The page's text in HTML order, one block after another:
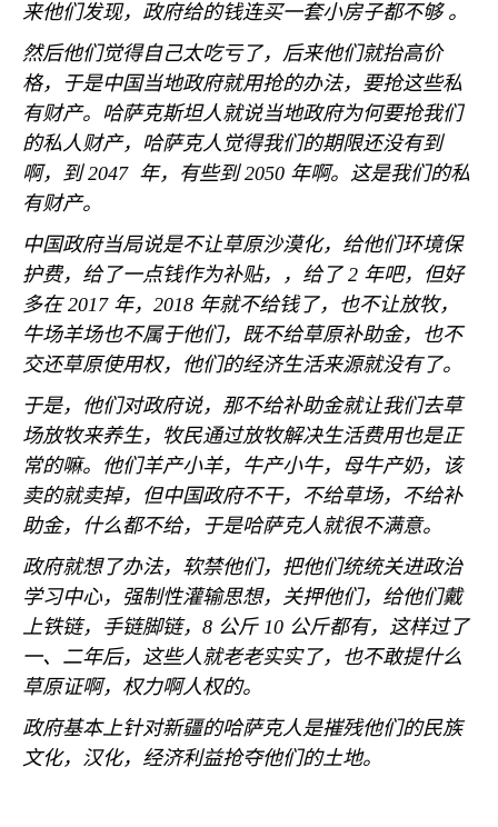
来他们发现，政府给的钱连买一套小房子都不够 。
然后他们觉得自己太吃亏了，后来他们就抬高价
格，于是中国当地政府就用抢的办法，要抢这些私
有财产。哈萨克斯坦人就说当地政府为何要抢我们
的私人财产，哈萨克人觉得我们的期限还没有到
啊，到2047 年，有些到2050 年啊。这是我们的私
有财产。
中国政府当局说是不让草原沙漠化，给他们环境保
护费，给了一点钱作为补贴，，给了2 年吧，但好
多在2017 年， 2018 年就不给钱了，也不让放牧，
牛场羊场也不属于他们，既不给草原补助金，也不
交还草原使用权，他们的经济生活来源就没有了。
于是，他们对政府说，那不给补助金就让我们去草
场放牧来养生，牧民通过放牧解决生活费用也是正
常的嘛。他们羊产小羊，牛产小牛，母牛产奶，该
卖的就卖掉，但中国政府不干，不给草场，不给补
助金，什么都不给，于是哈萨克人就很不满意。
政府就想了办法，软禁他们，把他们统统关进政治
学习中心，强制性灌输思想，关押他们，给他们戴
上铁链，手链脚链， 8 公斤10 公斤都有，这样过了
一、二年后，这些人就老老实实了，也不敢提什么
草原证啊，权力啊人权的。
政府基本上针对新疆的哈萨克人是摧残他们的民族
文化，汉化，经济利益抢夺他们的土地。